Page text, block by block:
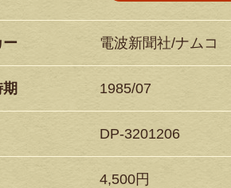
ー 電波新聞社/ナムコ
1985/07
DP-3201206
4,500円